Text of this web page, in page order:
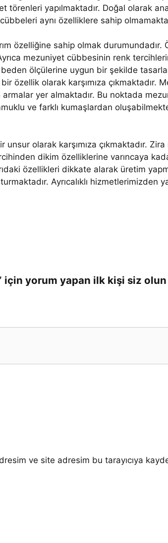
yapılmaktadır. Doğal olarak
aynı özelliklere sahip
özelliğine sahip olmak
mezuniyet cübbesinin renk
ölçülerine uygun bir şekilde
özellik olarak karşımıza çıkmaktadır.
yer almaktadır. Bu noktada
ve farklı kumaşlardan
olarak karşımıza çıkmaktadır.
dikim özelliklerine varıncaya
özellikleri dikkate alarak üretim
Ayrıcalıklı hizmetlerimizden
için yorum yapan ilk kişi siz olun
ve site adresim bu tarayıcıya